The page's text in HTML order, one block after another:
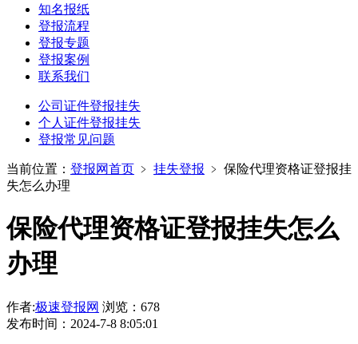
知名报纸
登报流程
登报专题
登报案例
联系我们
公司证件登报挂失
个人证件登报挂失
登报常见问题
当前位置： 登报网首页 ﹥ 挂失登报 ﹥ 保险代理资格证登报挂
失怎么办理
保险代理资格证登报挂失怎么
办理
作者:极速登报网 浏览：678
发布时间：2024-7-8 8:05:01